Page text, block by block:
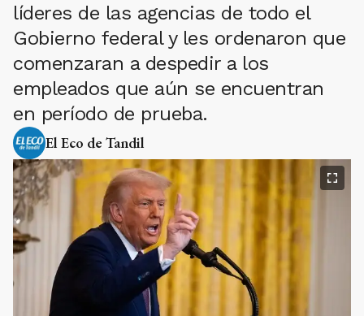
líderes de las agencias de todo el
Gobierno federal y les ordenaron que
comenzaran a despedir a los
empleados que aún se encuentran
en período de prueba.
El Eco de Tandil